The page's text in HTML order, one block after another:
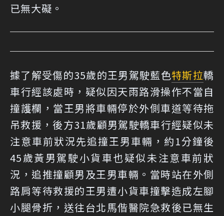
已無大礙。
據了解受傷的35歲的王男駕駛藍色特斯拉轎
車行經該處時，疑似因天雨路滑操作不當自
撞護欄，當王男將車輛停於外側車道等待拖
吊救援，後方31歲顧男駕駛轎車行經疑似未
注意車前狀況先追撞王男車輛，約1分鐘後
45歲黃男駕駛小貨車也疑似未注意車前狀
況，追推撞顧男及王男車輛。當時站在外側
路肩等待救援的王男遭小貨車撞擊造成左腳
小腿骨折，送往台北馬偕醫院急救後已無生